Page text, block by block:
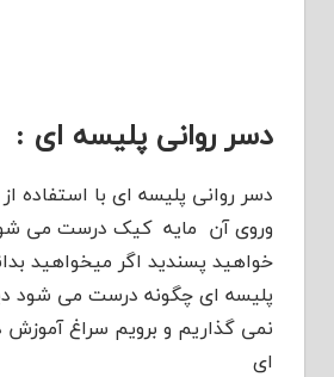
دسر روانی پلیسه ای :
دسر روانی پلیسه ای با استفاده
وروی آن مایه کیک درست می
خواهید پسندید اگر میخواهید
پلیسه ای چگونه درست می شود
نمی گذاریم و برویم سراغ آموزش
ای